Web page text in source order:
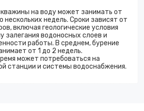
на воду может занимать от
нескольких недель. Сроки зависят от
включая геологические условия
залегания водоносных слоев и
работы. В среднем, бурение
от 1 до 2 недель.
может потребоваться на
станции и системы водоснабжения.